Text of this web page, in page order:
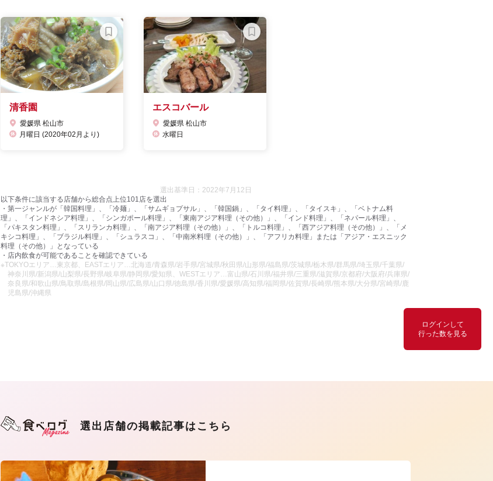
清香園
愛媛県 松山市
月曜日 (2020年02月より)
エスコバール
愛媛県 松山市
水曜日
選出基準日：2022年7月12日
以下条件に該当する店舗から総合点上位101店を選出
・第一ジャンルが「韓国料理」、「冷麺」、「サムギョプサル」、「韓国鍋」、「タイ料理」、「タイスキ」、「ベトナム料
理」、「インドネシア料理」、「シンガポール料理」、「東南アジア料理（その他）」、「インド料理」、「ネパール料理」、
「パキスタン料理」、「スリランカ料理」、「南アジア料理（その他）」、「トルコ料理」、「西アジア料理（その他）」、「メ
キシコ料理」、「ブラジル料理」、「シュラスコ」、「中南米料理（その他）」、「アフリカ料理」または「アジア・エスニック
料理（その他）」となっている
・店内飲食が可能であることを確認できている
※TOKYOエリア…東京都、EASTエリア…北海道/青森県/岩手県/宮城県/秋田県/山形県/福島県/茨城県/栃木県/群馬県/埼玉県/千葉県/
神奈川県/新潟県/山梨県/長野県/岐阜県/静岡県/愛知県、WESTエリア…富山県/石川県/福井県/三重県/滋賀県/京都府/大阪府/兵庫県/
奈良県/和歌山県/鳥取県/島根県/岡山県/広島県/山口県/徳島県/香川県/愛媛県/高知県/福岡県/佐賀県/長崎県/熊本県/大分県/宮崎県/鹿
児島県/沖縄県
ログインして
行った数を見る
選出店舗の掲載記事はこちら